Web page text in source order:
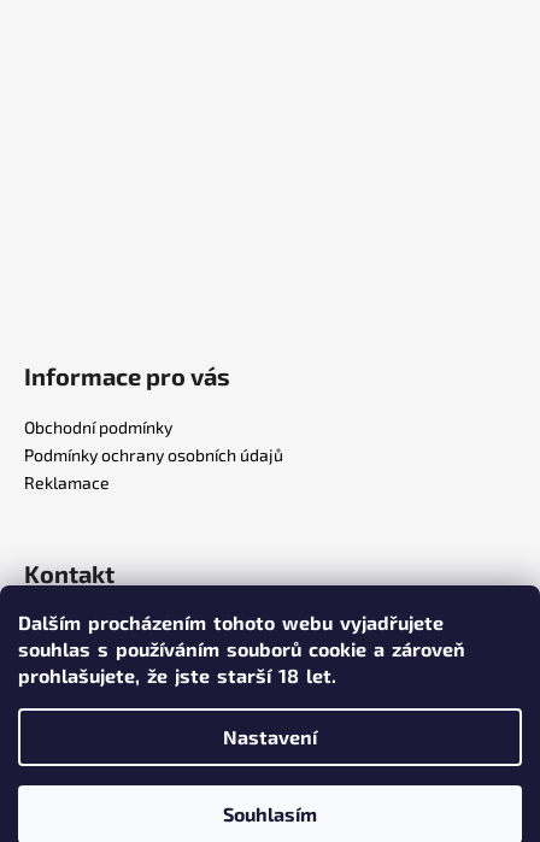
Dalším procházením tohoto webu vyjadřujete
souhlas s používáním souborů cookie a zároveň
prohlašujete, že jste starší 18 let.
Nastavení
Souhlasím
Informace pro vás
Obchodní podmínky
Podmínky ochrany osobních údajů
Reklamace
Kontakt
info @poppersy.cz
+420 734 256 636
poppersy.cz
poppersy.cz. Všechna práva vyhrazena.